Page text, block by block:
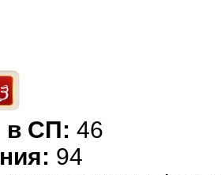
в СП: 46
94